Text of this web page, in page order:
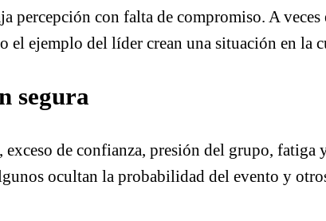
percepción con falta de compromiso. A
ejemplo del líder crean una situación en la
segura
de confianza, presión del grupo, fatiga
ocultan la probabilidad del evento y